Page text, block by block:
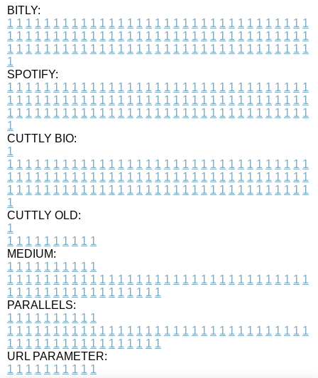
BITLY:
1 1 1 1 1 1 1 1 1 1 1 1 1 1 1 1 1 1 1 1 1 1 1 1 1 1 1 1 1 1 1 1 1
1 1 1 1 1 1 1 1 1 1 1 1 1 1 1 1 1 1 1 1 1 1 1 1 1 1 1 1 1 1 1 1 1
1 1 1 1 1 1 1 1 1 1 1 1 1 1 1 1 1 1 1 1 1 1 1 1 1 1 1 1 1 1 1 1 1
1
SPOTIFY:
1 1 1 1 1 1 1 1 1 1 1 1 1 1 1 1 1 1 1 1 1 1 1 1 1 1 1 1 1 1 1 1 1
1 1 1 1 1 1 1 1 1 1 1 1 1 1 1 1 1 1 1 1 1 1 1 1 1 1 1 1 1 1 1 1 1
1 1 1 1 1 1 1 1 1 1 1 1 1 1 1 1 1 1 1 1 1 1 1 1 1 1 1 1 1 1 1 1 1
1
CUTTLY BIO:
1
1 1 1 1 1 1 1 1 1 1 1 1 1 1 1 1 1 1 1 1 1 1 1 1 1 1 1 1 1 1 1 1 1
1 1 1 1 1 1 1 1 1 1 1 1 1 1 1 1 1 1 1 1 1 1 1 1 1 1 1 1 1 1 1 1 1
1 1 1 1 1 1 1 1 1 1 1 1 1 1 1 1 1 1 1 1 1 1 1 1 1 1 1 1 1 1 1 1 1
1
CUTTLY OLD:
1
1 1 1 1 1 1 1 1 1 1
MEDIUM:
1 1 1 1 1 1 1 1 1 1
1 1 1 1 1 1 1 1 1 1 1 1 1 1 1 1 1 1 1 1 1 1 1 1 1 1 1 1 1 1 1 1 1
1 1 1 1 1 1 1 1 1 1 1 1 1 1 1 1 1
PARALLELS:
1 1 1 1 1 1 1 1 1 1
1 1 1 1 1 1 1 1 1 1 1 1 1 1 1 1 1 1 1 1 1 1 1 1 1 1 1 1 1 1 1 1 1
1 1 1 1 1 1 1 1 1 1 1 1 1 1 1 1 1
URL PARAMETER:
1 1 1 1 1 1 1 1 1 1